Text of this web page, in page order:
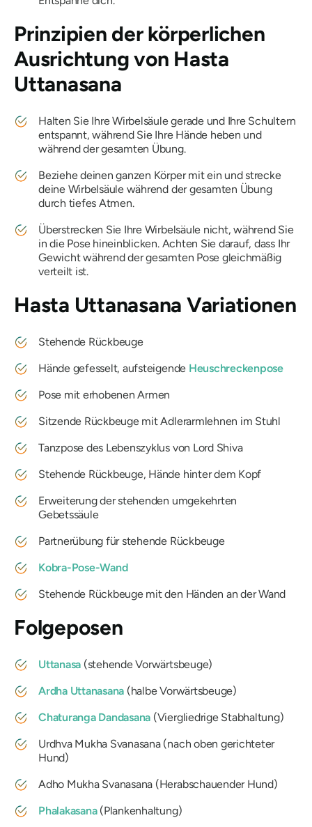
Prinzipien der körperlichen
Ausrichtung von Hasta
Uttanasana
Halten Sie Ihre Wirbelsäule gerade und Ihre Schultern
entspannt, während Sie Ihre Hände heben und
während der gesamten Übung.
Beziehe deinen ganzen Körper mit ein und strecke
deine Wirbelsäule während der gesamten Übung
durch tiefes Atmen.
Überstrecken Sie Ihre Wirbelsäule nicht, während Sie
in die Pose hineinblicken. Achten Sie darauf, dass Ihr
Gewicht während der gesamten Pose gleichmäßig
verteilt ist.
Hasta Uttanasana Variationen
Stehende Rückbeuge
Hände gefesselt, aufsteigende Heuschreckenpose
Pose mit erhobenen Armen
Sitzende Rückbeuge mit Adlerarmlehnen im Stuhl
Tanzpose des Lebenszyklus von Lord Shiva
Stehende Rückbeuge, Hände hinter dem Kopf
Erweiterung der stehenden umgekehrten
Gebetssäule
Partnerübung für stehende Rückbeuge
Kobra-Pose-Wand
Stehende Rückbeuge mit den Händen an der Wand
Folgeposen
Uttanasa (stehende Vorwärtsbeuge)
Ardha Uttanasana (halbe Vorwärtsbeuge)
Chaturanga Dandasana (Viergliedrige Stabhaltung)
Urdhva Mukha Svanasana(nach oben gerichteter
Hund)
Adho Mukha Svanasana (Herabschauender Hund)
Phalakasana(Plankenhaltung)